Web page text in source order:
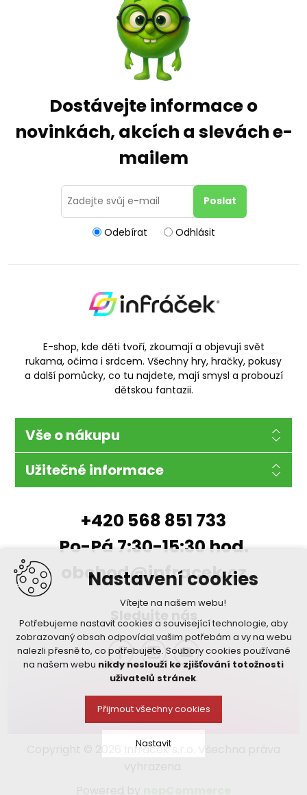
Nastavení cookies
Vítejte na našem webu!
Potřebujeme nastavit cookies a související technologie, aby
zobrazovaný obsah odpovídal vašim potřebám a vy na webu
nalezli přesně to, co potřebujete. Soubory cookies používané
na našem webu nikdy neslouží ke zjišťování totožnosti
uživatelů stránek.
Přijmout všechny cookies
Nastavit
Dostávejte informace o
novinkách, akcích a slevách e-
mailem
Odebírat Odhlásit
E-shop, kde děti tvoří, zkoumají a objevují svět
rukama, očima i srdcem. Všechny hry, hračky, pokusy
a další pomůcky, co tu najdete, mají smysl a probouzí
dětskou fantazii.
Vše o nákupu
Užitečné informace
+420 568 851 733
Po-Pá 7:30-15:30 hod.
obchod@infracek.cz
Sledujte nás
Copyright © 2026 Infráček s.r.o. Všechna práva